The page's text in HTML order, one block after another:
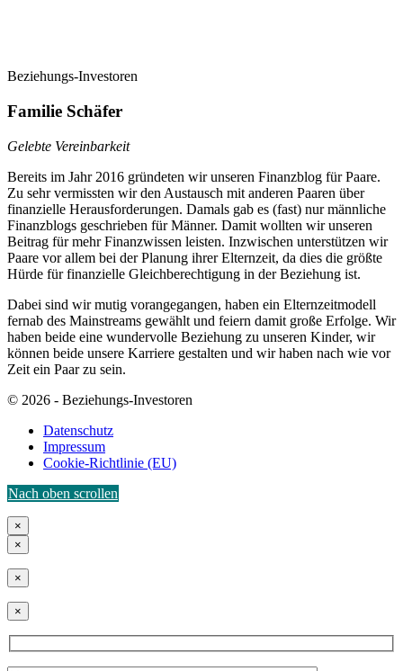
Beziehungs-Investoren
Familie Schäfer
Gelebte Vereinbarkeit
Bereits im Jahr 2016 gründeten wir unseren Finanzblog für Paare.
Zu sehr vermissten wir den Austausch mit anderen Paaren über
finanzielle Herausforderungen. Damals gab es (fast) nur männliche
Finanzblogs geschrieben für Männer. Damit wollten wir unseren
Beitrag für mehr Finanzwissen leisten. Inzwischen unterstützen wir
Paare vor allem bei der Planung ihrer Elternzeit, da dies die größte
Hürde für finanzielle Gleichberechtigung in der Beziehung ist.
Dabei sind wir mutig vorangegangen, haben ein Elternzeitmodell
fernab des Mainstreams gewählt und feiern damit große Erfolge. Wir
haben beide eine wundervolle Beziehung zu unseren Kinder, wir
können beide unsere Karriere gestalten und wir haben nach wie vor
Zeit ein Paar zu sein.
© 2026 - Beziehungs-Investoren
Datenschutz
Impressum
Cookie-Richtlinie (EU)
Nach oben scrollen
×
×
×
×